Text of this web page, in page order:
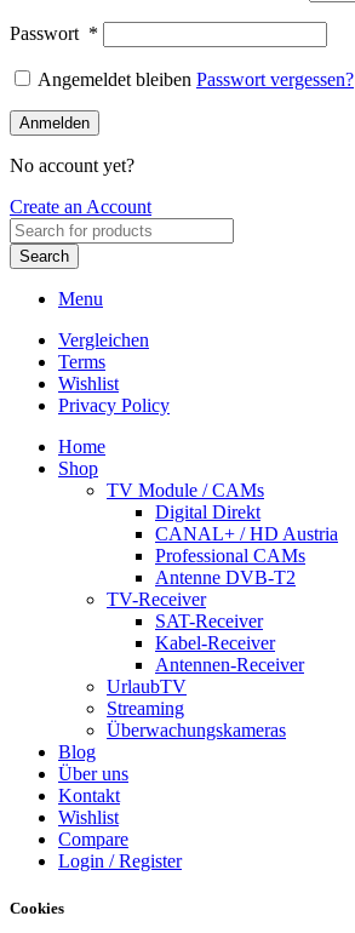
Passwort *
Angemeldet bleiben Passwort vergessen?
Anmelden
No account yet?
Create an Account
Search
Menu
Vergleichen
Terms
Wishlist
Privacy Policy
Home
Shop
TV Module / CAMs
Digital Direkt
CANAL+ / HD Austria
Professional CAMs
Antenne DVB-T2
TV-Receiver
SAT-Receiver
Kabel-Receiver
Antennen-Receiver
UrlaubTV
Streaming
Überwachungskameras
Blog
Über uns
Kontakt
Wishlist
Compare
Login / Register
Cookies